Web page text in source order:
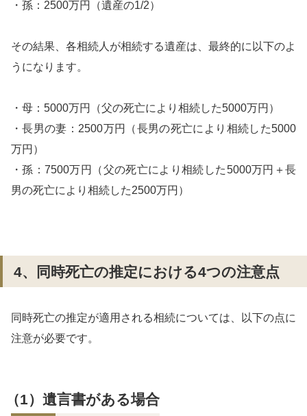
・孫：2500万円（遺産の1/2）
その結果、各相続人が相続する遺産は、最終的に以下のよ
うになります。
・母：5000万円（父の死亡により相続した5000万円）
・長男の妻：2500万円（長男の死亡により相続した5000
万円）
・孫：7500万円（父の死亡により相続した5000万円＋長
男の死亡により相続した2500万円）
4、同時死亡の推定における4つの注意点
同時死亡の推定が適用される相続については、以下の点に
注意が必要です。
（1）遺言書がある場合